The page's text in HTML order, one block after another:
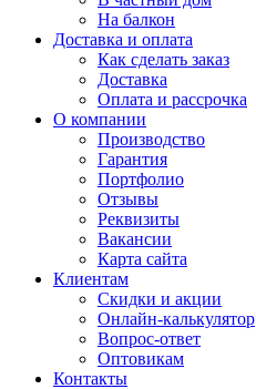
На балкон
Доставка и оплата
Как сделать заказ
Доставка
Оплата и рассрочка
О компании
Производство
Гарантия
Портфолио
Отзывы
Реквизиты
Вакансии
Карта сайта
Клиентам
Скидки и акции
Онлайн-калькулятор
Вопрос-ответ
Оптовикам
Контакты